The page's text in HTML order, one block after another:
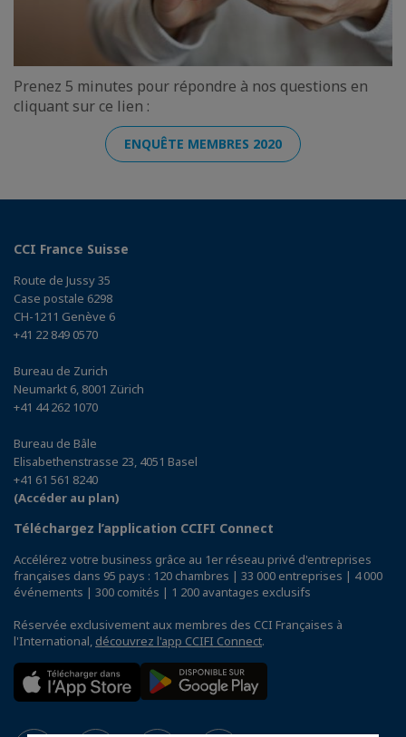
Prenez 5 minutes pour répondre à nos questions en
cliquant sur ce lien :
ENQUÊTE MEMBRES 2020
CCI France Suisse
Route de Jussy 35
Case postale 6298
CH-1211 Genève 6
+41 22 849 0570
Bureau de Zurich
Neumarkt 6, 8001 Zürich
+41 44 262 1070
Bureau de Bâle
Elisabethenstrasse 23, 4051 Basel
+41 61 561 8240
(Accéder au plan)
Téléchargez l’application CCIFI Connect
Accélérez votre business grâce au 1er réseau privé d'entreprises
françaises dans 95 pays : 120 chambres | 33 000 entreprises | 4 000
événements | 300 comités | 1 200 avantages exclusifs
Réservée exclusivement aux membres des CCI Françaises à
l'International, découvrez l'app CCIFI Connect.